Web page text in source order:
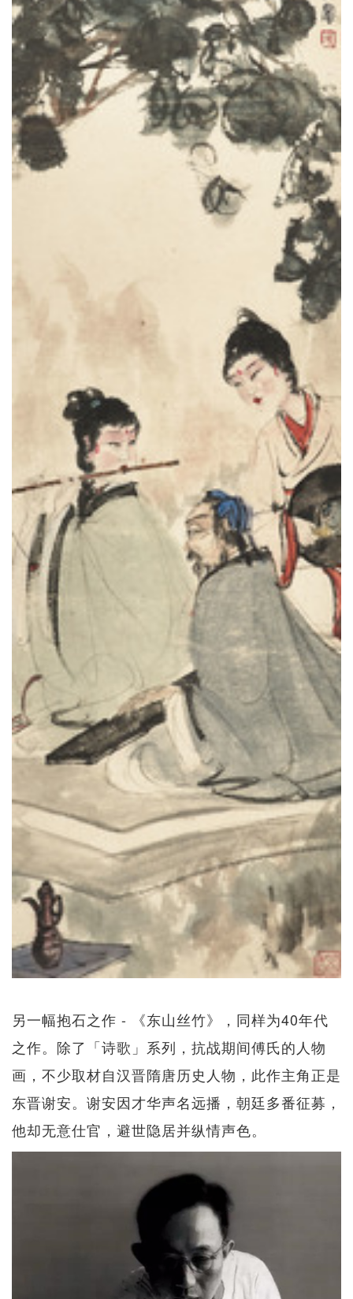
另一幅抱石之作 - 《东山丝竹》，同样为40年代
之作。除了「诗歌」系列，抗战期间傅氏的人物
画，不少取材自汉晋隋唐历史人物，此作主角正是
东晋谢安。谢安因才华声名远播，朝廷多番征募，
他却无意仕官，避世隐居并纵情声色。